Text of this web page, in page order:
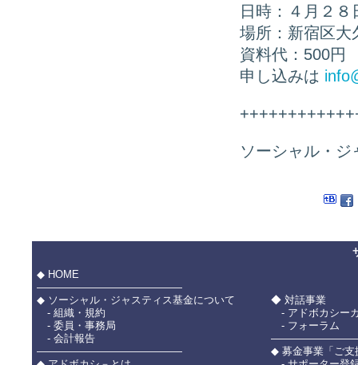
日時：４月２
場所：新宿区
資料代：500円
申し込みは
ソーシャル・ジ
◆ HOME
――――――――――――――
◆ ソーシャル・ジャスティス基金について
- 組織・規約
- 委員・事務局
- 会計報告
――――――――――――――
◆ 対話事業
- アドボカシー
- フォーラム
◆ 募金事業「ご支